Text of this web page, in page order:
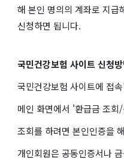
해 본인 명의의 계좌로 지급
신청하면 됩니다.
국민건강보험 사이트 신청
국민건강보험 사이트에 접
메인 화면에서 '환급금 조회
조회를 하려면 본인인증을
개인회원은 공동인증서나